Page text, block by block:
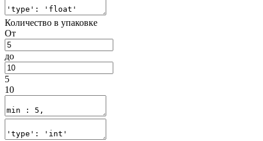
Количество в упаковке
От
до
5
10